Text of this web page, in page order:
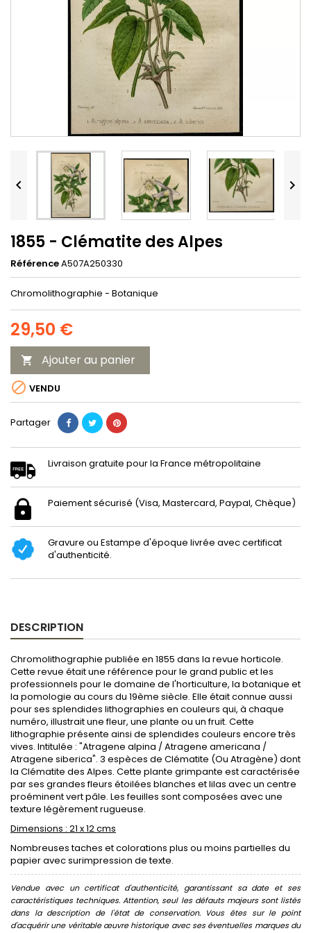
 
1855 - Clématite des Alpes
RéférenceA507A250330
Chromolithographie - Botanique
29,50 €
 Ajouter au panier
 VENDU
Partager
Livraison gratuite pour la France métropolitaine
Paiement sécurisé (Visa, Mastercard, Paypal, Chèque)
Gravure ou Estampe d'époque livrée avec certificat
d'authenticité.
DESCRIPTION
Chromolithographie publiée en 1855 dans la revue horticole.
Cette revue était une référence pour le grand public et les
professionnels pour le domaine de l'horticulture, la botanique et
la pomologie au cours du 19ème siècle. Elle était connue aussi
pour ses splendides lithographies en couleurs qui, à chaque
numéro, illustrait une fleur, une plante ou un fruit. Cette
lithographie présente ainsi de splendides couleurs encore très
vives. Intitulée : "Atragene alpina / Atragene americana /
Atragene siberica". 3 espèces de Clématite (Ou Atragène) dont
la Clématite des Alpes. Cette plante grimpante est caractérisée
par ses grandes fleurs étoilées blanches et lilas avec un centre
proéminent vert pâle. Les feuilles sont composées avec une
texture légèrement rugueuse.
Dimensions : 21 x 12 cms
Nombreuses taches et colorations plus ou moins partielles du
papier avec surimpression de texte.
Vendue avec un certificat d'authenticité, garantissant sa date et ses
caractéristiques techniques. Attention, seul les défauts majeurs sont listés
dans la description de l'état de conservation. Vous êtes sur le point
d'acquérir une véritable œuvre historique avec ses éventuelles marques du